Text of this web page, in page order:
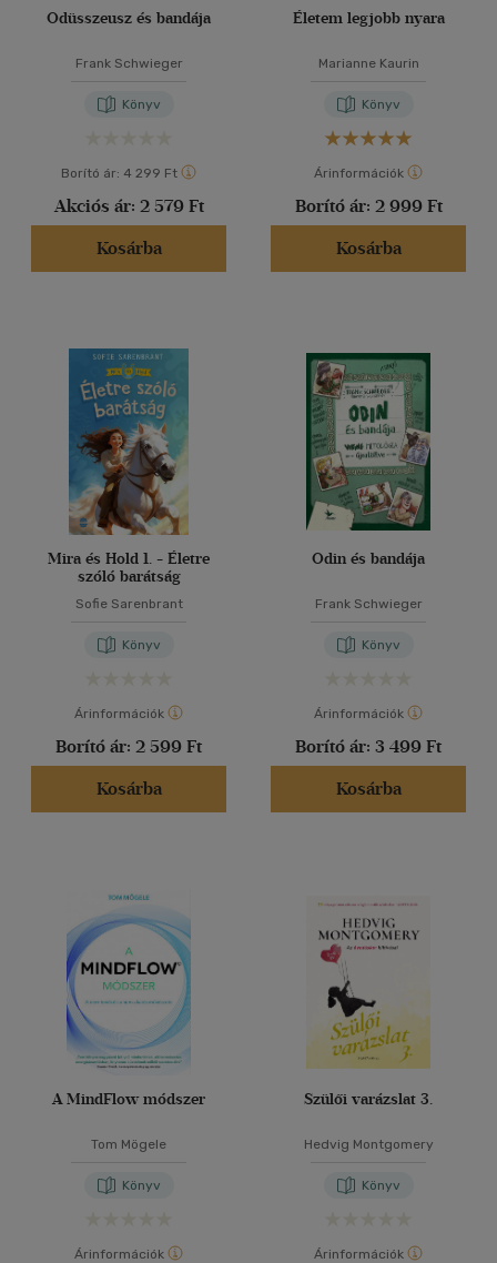
Odüsszeusz és bandája
Frank Schwieger
Könyv
Borító ár: 4 299 Ft
Akciós ár: 2 579 Ft
Kosárba
Életem legjobb nyara
Marianne Kaurin
Könyv
Árinformációk
Borító ár: 2 999 Ft
Kosárba
Mira és Hold 1. - Életre
szóló barátság
Sofie Sarenbrant
Könyv
Árinformációk
Borító ár: 2 599 Ft
Kosárba
Odin és bandája
Frank Schwieger
Könyv
Árinformációk
Borító ár: 3 499 Ft
Kosárba
A MindFlow módszer
Tom Mögele
Könyv
Árinformációk
Szülői varázslat 3.
Hedvig Montgomery
Könyv
Árinformációk